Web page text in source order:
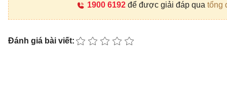
1900 6192để được giải đáp qua tổng
Đánh giá bài viết: